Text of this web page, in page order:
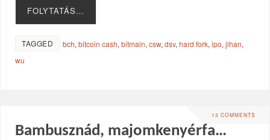
FOLYTATÁS…
TAGGED bch,bitcoin cash,bitmain,csw,dsv,hard fork,ipo,jihan,
wu
13 COMMENTS
Bambusznád, majomkenyérfa…